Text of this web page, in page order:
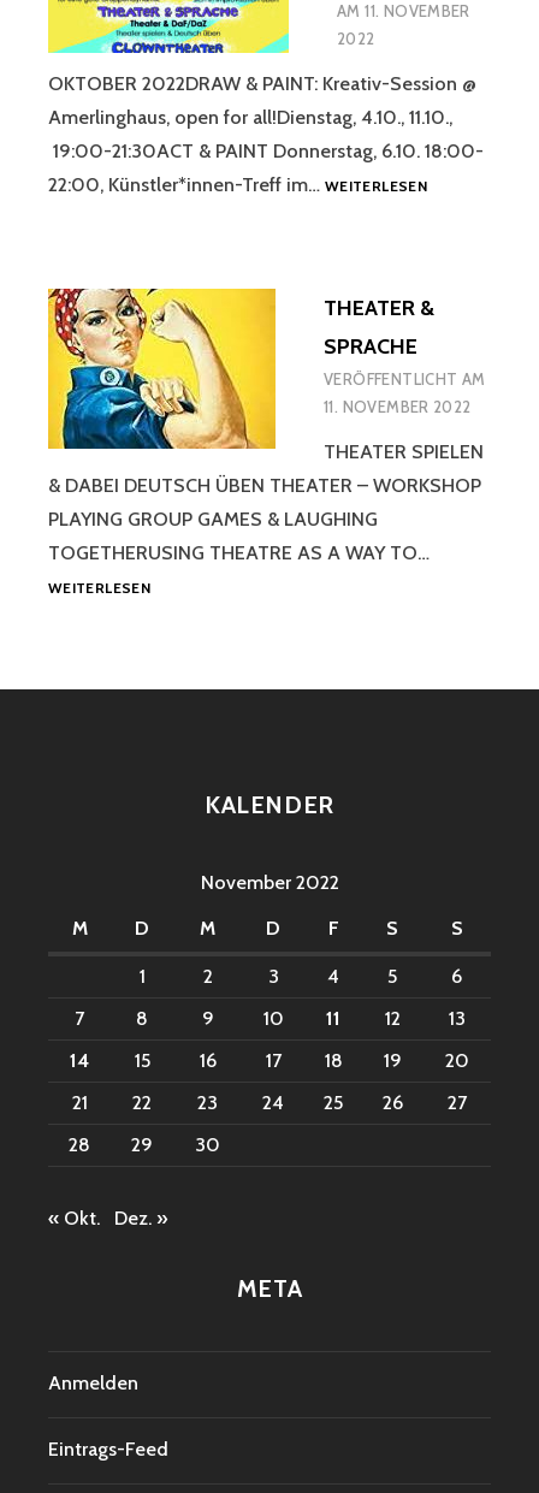
AM11. NOVEMBER
2022
OKTOBER 2022DRAW & PAINT: Kreativ-Session @
Amerlinghaus, open for all!Dienstag, 4.10., 11.10.,
19:00-21:30ACT & PAINT Donnerstag, 6.10. 18:00-
22:00, Künstler*innen-Treff im… WEITERLESENKURSE
THEATER &
SPRACHE
VERÖFFENTLICHT AM
11. NOVEMBER 2022
THEATER SPIELEN
& DABEI DEUTSCH ÜBEN THEATER – WORKSHOP
PLAYING GROUP GAMES & LAUGHING
TOGETHERUSING THEATRE AS A WAY TO…
WEITERLESENTHEATER
KALENDER
November 2022
M
D M D F S S
1 2 3 4 5
6
7
8 9 10 11 12
13
14
15 16 17 18 19
20
21
22 23 24 25 26
27
28
29 30
« Okt. Dez. »
META
Anmelden
Eintrags-Feed